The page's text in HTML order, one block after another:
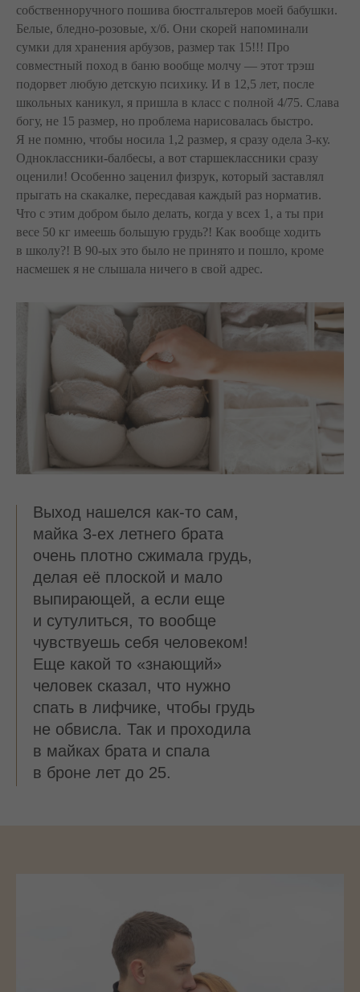
собственноручного пошива бюстгальтеров моей бабушки.
Белые, бледно-розовые, х/б. Они скорей напоминали
сумки для хранения арбузов, размер так 15!!! Про
совместный поход в баню вообще молчу — этот трэш
подорвет любую детскую психику. И в 12,5 лет, после
школьных каникул, я пришла в класс с полной 4/75. Слава
богу, не 15 размер, но проблема нарисовалась быстро.
Я не помню, чтобы носила 1,2 размер, я сразу одела 3-ку.
Одноклассники-балбесы, а вот старшеклассники сразу
оценили! Особенно заценил физрук, который заставлял
прыгать на скакалке, пересдавая каждый раз норматив.
Что с этим добром было делать, когда у всех 1, а ты при
весе 50 кг имеешь большую грудь?! Как вообще ходить
в школу?! В 90-ых это было не принято и пошло, кроме
насмешек я не слышала ничего в свой адрес.
Выход нашелся как-то сам,
майка 3-ех летнего брата
очень плотно сжимала грудь,
делая её плоской и мало
выпирающей, а если еще
и сутулиться, то вообще
чувствуешь себя человеком!
Еще какой то «знающий»
человек сказал, что нужно
спать в лифчике, чтобы грудь
не обвисла. Так и проходила
в майках брата и спала
в броне лет до 25.